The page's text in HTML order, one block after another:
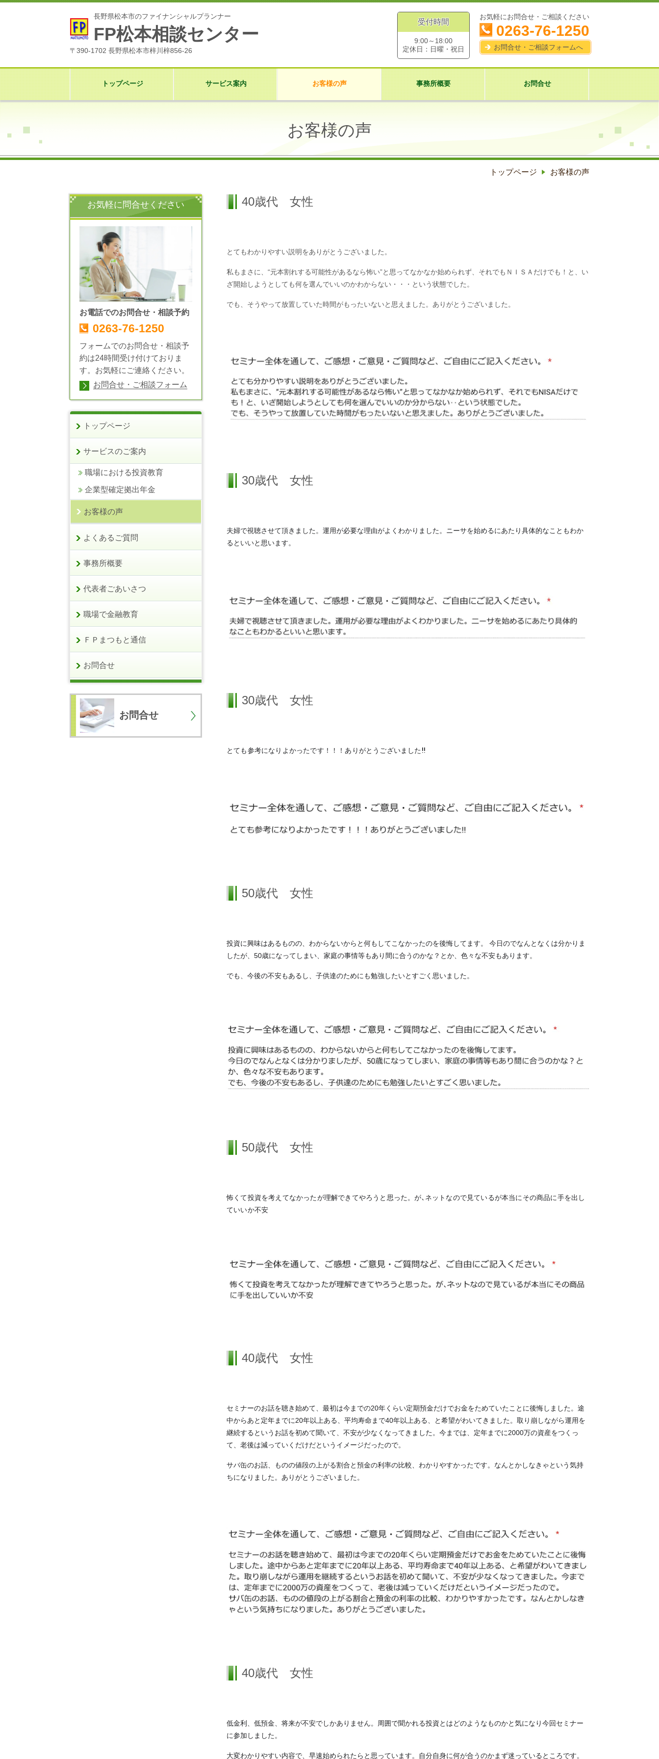
長野県松本市のファイナンシャルプランナー
FP松本相談センター
〒390-1702 長野県松本市梓川梓856-26
受付時間
9:00～18:00
定休日：日曜・祝日
お気軽にお問合せ・ご相談ください
0263-76-1250
お問合せ・ご相談フォームへ
トップページ サービス案内 お客様の声 事務所概要 お問合せ
お客様の声
トップページ お客様の声
40歳代 女性
とてもわかりやすい説明をありがとうございました。
私もまさに、“元本割れする可能性があるなら怖い”と思ってなかなか始められず、それでもＮＩＳＡだけでも！と、い
ざ開始しようとしても何を選んでいいのかわからない・・・という状態でした。
でも、そうやって放置していた時間がもったいないと思えました。ありがとうございました。
30歳代 女性
夫婦で視聴させて頂きました。運用が必要な理由がよくわかりました。ニーサを始めるにあたり具体的なこともわか
るといいと思います。
30歳代 女性
とても参考になりよかったです！！！ありがとうございました!!
50歳代 女性
投資に興味はあるものの、わからないからと何もしてこなかったのを後悔してます。 今日のでなんとなくは分かりま
したが、50歳になってしまい、家庭の事情等もあり間に合うのかな？とか、色々な不安もあります。
でも、今後の不安もあるし、子供達のためにも勉強したいとすごく思いました。
50歳代 女性
怖くて投資を考えてなかったが理解できてやろうと思った。が､ネットなので見ているが本当にその商品に手を出し
ていいか不安
40歳代 女性
セミナーのお話を聴き始めて、最初は今までの20年くらい定期預金だけでお金をためていたことに後悔しました。途
中からあと定年までに20年以上ある、平均寿命まで40年以上ある、と希望がわいてきました。取り崩しながら運用を
継続するというお話を初めて聞いて、不安が少なくなってきました。今までは、定年までに2000万の資産をつくっ
て、老後は減っていくだけだというイメージだったので。
サバ缶のお話、ものの値段の上がる割合と預金の利率の比較、わかりやすかったです。なんとかしなきゃという気持
ちになりました。ありがとうございました。
40歳代 女性
低金利、低預金、将来が不安でしかありません。周囲で聞かれる投資とはどのようなものかと気になり今回セミナー
に参加しました。
大変わかりやすい内容で、早速始められたらと思っています。自分自身に何が合うのかまず迷っているところです。
お気軽に問合せください
お電話でのお問合せ・相談予約
0263-76-1250
フォームでのお問合せ・相談予
約は24時間受け付けておりま
す。お気軽にご連絡ください。
お問合せ・ご相談フォーム
トップページ
サービスのご案内
職場における投資教育
企業型確定拠出年金
お客様の声
よくあるご質問
事務所概要
代表者ごあいさつ
職場で金融教育
ＦＰまつもと通信
お問合せ
お問合せ